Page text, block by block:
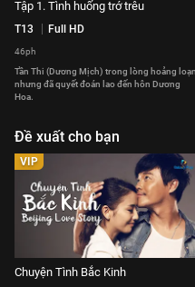
Tập 1. Tình huống trớ trêu
T13 Full HD
46ph
Tần Thi (Dương Mịch) trong lòng hoảng loạn
nhưng đã quyết đoán lao đến hôn Dương
Hoa.
Đề xuất cho bạn
VIP
Chuyện Tình Bắc Kinh